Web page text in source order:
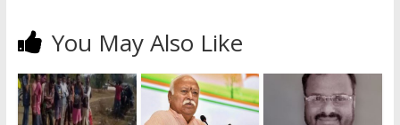
You May Also Like